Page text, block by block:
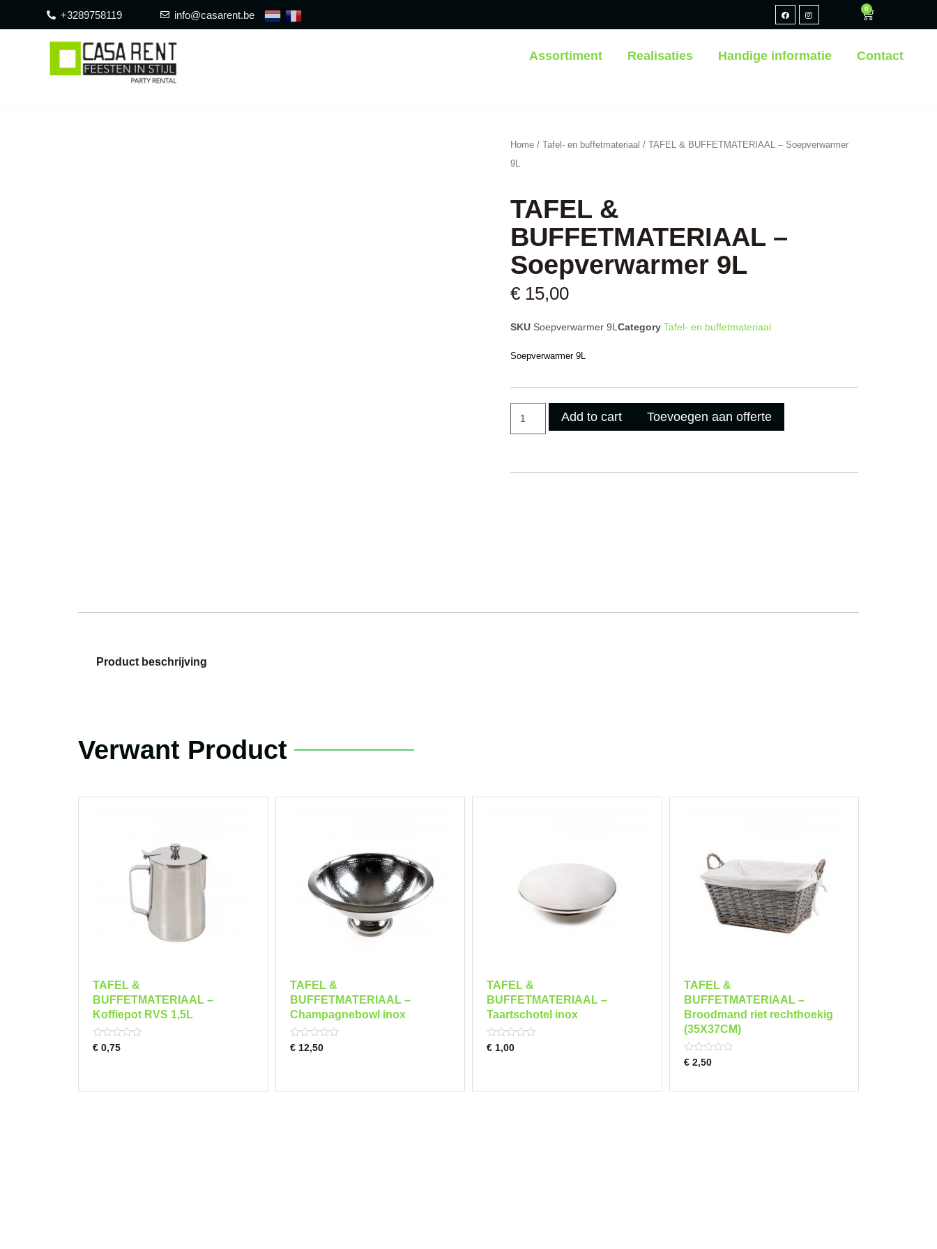
+3289758119 info@casarent.be 0
Assortiment Realisaties Handige informatie Contact
Home /Tafel- en buffetmateriaal / TAFEL & BUFFETMATERIAAL – Soepverwarmer
9L
TAFEL &
BUFFETMATERIAAL –
Soepverwarmer 9L
€ 15,00
SKU Soepverwarmer 9LCategory Tafel- en buffetmateriaal
Soepverwarmer 9L
Add to cart Toevoegen aan offerte
Product beschrijving
Verwant Product
TAFEL &
BUFFETMATERIAAL –
Koffiepot RVS 1,5L
Rated
€ 0,75
TAFEL &
BUFFETMATERIAAL –
Champagnebowl inox
Rated
€12,50
TAFEL &
BUFFETMATERIAAL –
Taartschotel inox
Rated
€ 1,00
TAFEL &
BUFFETMATERIAAL –
Broodmand riet rechthoekig
(35X37CM)
Rated
€2,50